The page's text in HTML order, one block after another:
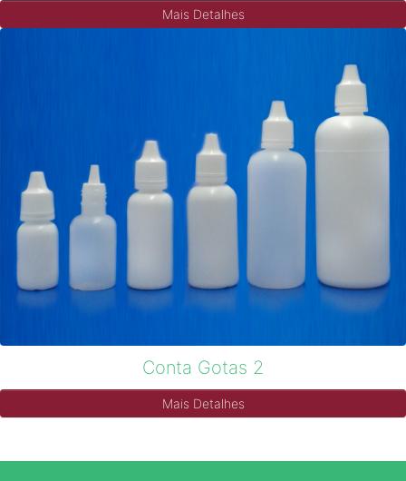
Mais Detalhes
Conta Gotas 2
Mais Detalhes